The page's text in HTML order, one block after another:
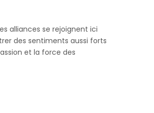
alliances se rejoignent ici
des sentiments aussi forts
et la force des